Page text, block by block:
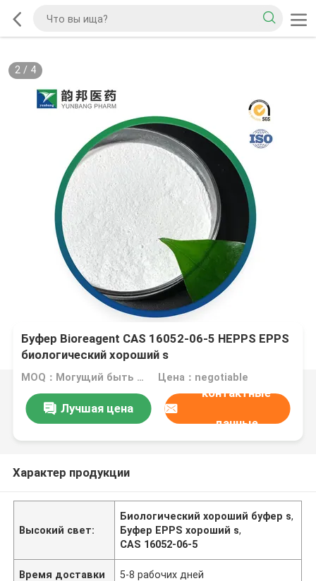
2/ 4
Буфер Bioreagent CAS 16052-06-5 HEPPS EPPS
биологический хороший s
MOQ：Могущий быть предметом переговоров Цена：negotiable
Лучшая цена
контактные
данные
Характер продукции
Высокий свет:
Биологический хороший буфер s,
Буфер EPPS хороший s,
CAS 16052-06-5
Время доставки 5-8 рабочих дней